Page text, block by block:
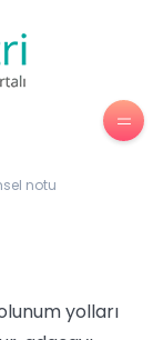
notu
yolları